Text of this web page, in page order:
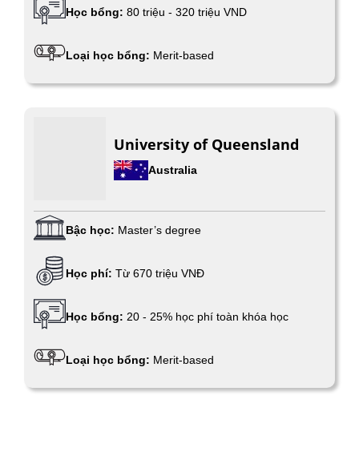
Học bổng: 80 triệu - 320 triệu VND
Loại học bổng: Merit-based
University of Queensland
Australia
Bậc học: Master’s degree
Học phí: Từ 670 triệu VNĐ
Học bổng: 20 - 25% học phí toàn khóa học
Loại học bổng: Merit-based